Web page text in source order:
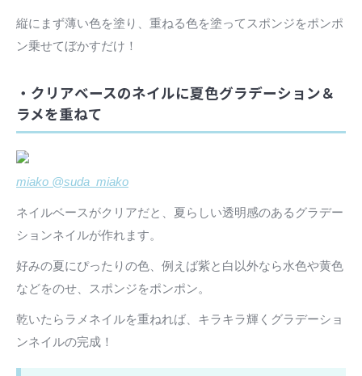
縦にまず薄い色を塗り、重ねる色を塗ってスポンジをポンポ
ン乗せてぼかすだけ！
・クリアベースのネイルに夏色グラデーション＆
ラメを重ねて
miako @suda_miako
ネイルベースがクリアだと、夏らしい透明感のあるグラデー
ションネイルが作れます。
好みの夏にぴったりの色、例えば紫と白以外なら水色や黄色
などをのせ、スポンジをポンポン。
乾いたらラメネイルを重ねれば、キラキラ輝くグラデーショ
ンネイルの完成！